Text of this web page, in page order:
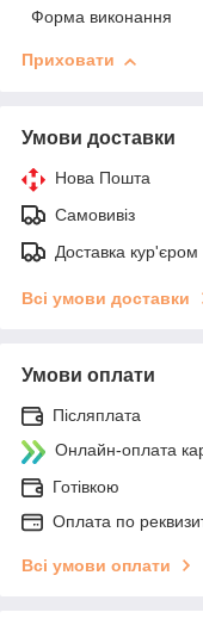
Форма виконання
Приховати
Умови доставки
Нова Пошта
Самовивіз
Доставка кур'єром
Всі умови доставки
Умови оплати
Післяплата
Онлайн-оплата
Готівкою
Оплата по
Всі умови оплати